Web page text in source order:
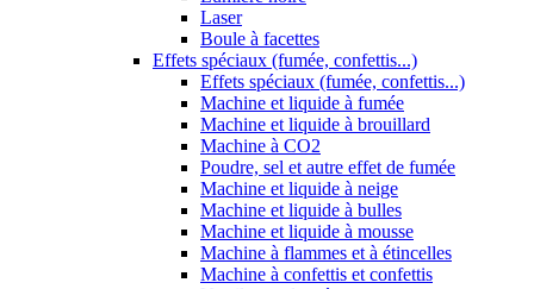
Laser
Boule à facettes
Effets spéciaux (fumée, confettis...)
Effets spéciaux (fumée, confettis...)
Machine et liquide à fumée
Machine et liquide à brouillard
Machine à CO2
Poudre, sel et autre effet de fumée
Machine et liquide à neige
Machine et liquide à bulles
Machine et liquide à mousse
Machine à flammes et à étincelles
Machine à confettis et confettis